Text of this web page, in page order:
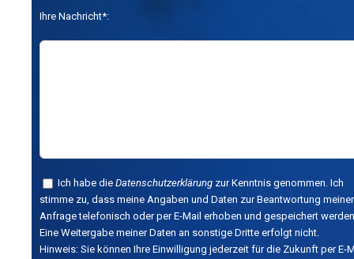
Ihre Nachricht*:
Ich habe die Datenschutzerklärung zur Kenntnis genommen. Ich
stimme zu, dass meine Angaben und Daten zur Beantwortung meiner
Anfrage telefonisch oder per E-Mail erhoben und gespeichert
Eine Weitergabe meiner Daten an sonstige Dritte erfolgt nicht.
Hinweis: Sie können Ihre Einwilligung jederzeit für die Zukunft per E-